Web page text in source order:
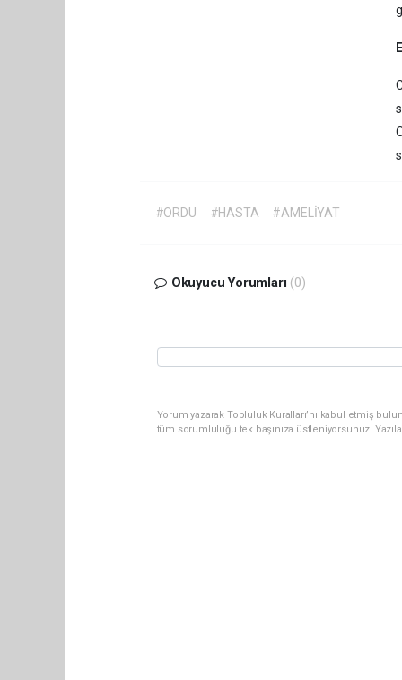
#ORDU #HASTA #AMELİYAT
Okuyucu Yorumları (0)
Yorum yazarak Topluluk Kuralları’nı kabul etmiş
tüm sorumluluğu tek başınıza üstleniyorsunuz.